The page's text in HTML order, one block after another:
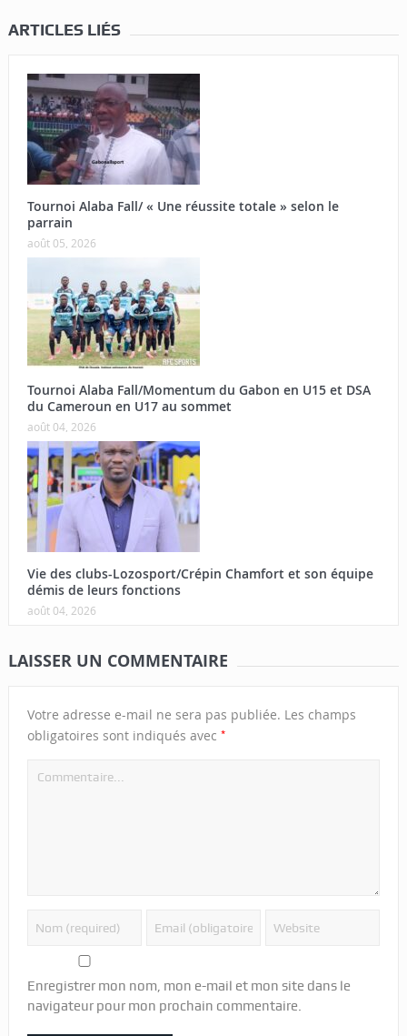
ARTICLES LIÉS
Tournoi Alaba Fall/ « Une réussite totale » selon le
parrain
août 05, 2026
Tournoi Alaba Fall/Momentum du Gabon en U15 et DSA
du Cameroun en U17 au sommet
août 04, 2026
Vie des clubs-Lozosport/Crépin Chamfort et son équipe
démis de leurs fonctions
août 04, 2026
LAISSER UN COMMENTAIRE
Votre adresse e-mail ne sera pas publiée. Les champs
obligatoires sont indiqués avec *
Enregistrer mon nom, mon e-mail et mon site dans le
navigateur pour mon prochain commentaire.